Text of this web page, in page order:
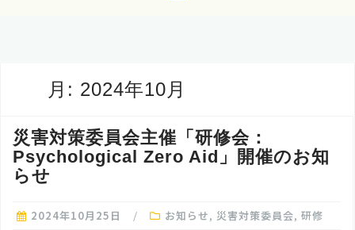
月: 2024年10月
災害対策委員会主催「研修会：
Psychological Zero Aid」開催のお知
らせ
2024年10月25日 お知らせ, 災害対策委員会, 研修